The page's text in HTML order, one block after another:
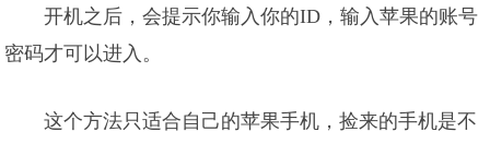
开机之后，会提示你输入你的ID，输入苹果的账号
密码才可以进入。
这个方法只适合自己的苹果手机，捡来的手机是不